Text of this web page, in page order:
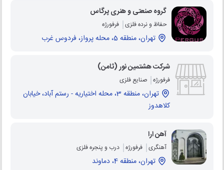
گروه صنعتی و هنری پرگاس
حفاظ و نرده فلزی فرفورژه
تهران، منطقه 5، محله پرواز، فردوس غرب
شرکت هشتمین نور (ثامن)
فرفورژه صنایع فلزی
تهران، منطقه 3، محله اختیاریه - رستم آباد، خیابان
کلاهدوز
آهن ارا
آهنگری فرفورژه درب و پنجره فلزی
تهران، منطقه 4، دماوند